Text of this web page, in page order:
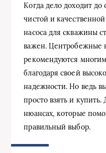
Когда дело доходит
чистой и
насоса для скважины
важен. Центробежные
рекомендуются
благодаря своей
надежности. Но ведь
просто взять и купить.
нюансах, которые
правильный выбор.